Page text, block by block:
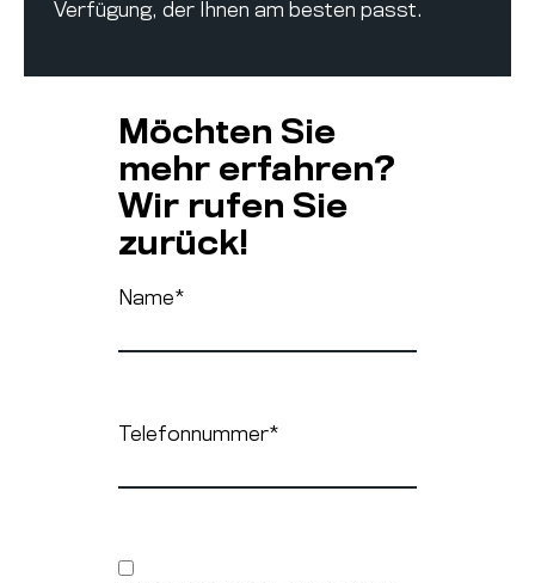
Verfügung, der Ihnen am besten passt.
Möchten Sie
mehr erfahren?
Wir rufen Sie
zurück!
Name*
Telefonnummer*